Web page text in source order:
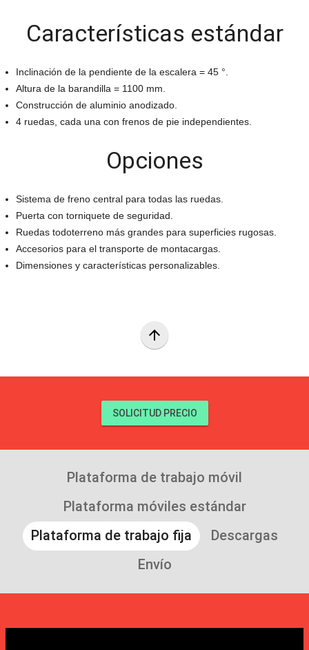
Características estándar
Inclinación de la pendiente de la escalera = 45 °.
Altura de la barandilla = 1100 mm.
Construcción de aluminio anodizado.
4 ruedas, cada una con frenos de pie independientes.
Opciones
Sistema de freno central para todas las ruedas.
Puerta con torniquete de seguridad.
Ruedas todoterreno más grandes para superficies rugosas.
Accesorios para el transporte de montacargas.
Dimensiones y características personalizables.
arrow_upward
SOLICITUD PRECIO
Plataforma de trabajo móvil
Plataforma móviles estándar
Plataforma de trabajo fija
Descargas
Envío